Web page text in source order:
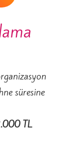
süresine
TL